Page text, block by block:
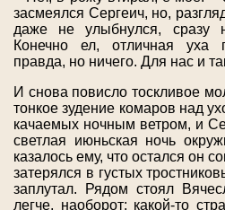
засмеялся Сергеич, но,
даже не улыбнулся, сразу
Конечно ел, отличная уха
правда, но ничего. Для нас и
И снова повисло тоскливое
тонкое зудение комаров над
качаемых ночным ветром, и
светлая июньская ночь
казалось ему, что остался он
затерялся в густых
заплутал. Рядом стоял
легче, наоборот: какой-то